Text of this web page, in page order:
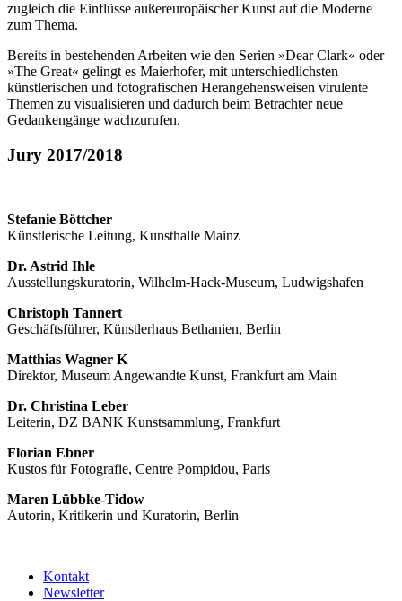
zugleich die Einflüsse außereuropäischer Kunst auf die Moderne
zum Thema.
Bereits in bestehenden Arbeiten wie den Serien »Dear Clark« oder
»The Great« gelingt es Maierhofer, mit unterschiedlichsten
künstlerischen und fotografischen Herangehensweisen virulente
Themen zu visualisieren und dadurch beim Betrachter neue
Gedankengänge wachzurufen.
Jury 2017/2018
Stefanie Böttcher
Künstlerische Leitung, Kunsthalle Mainz
Dr. Astrid Ihle
Ausstellungskuratorin, Wilhelm-Hack-Museum, Ludwigshafen
Christoph Tannert
Geschäftsführer, Künstlerhaus Bethanien, Berlin
Matthias Wagner K
Direktor, Museum Angewandte Kunst, Frankfurt am Main
Dr. Christina Leber
Leiterin, DZ BANK Kunstsammlung, Frankfurt
Florian Ebner
Kustos für Fotografie, Centre Pompidou, Paris
Maren Lübbke-Tidow
Autorin, Kritikerin und Kuratorin, Berlin
Kontakt
Newsletter